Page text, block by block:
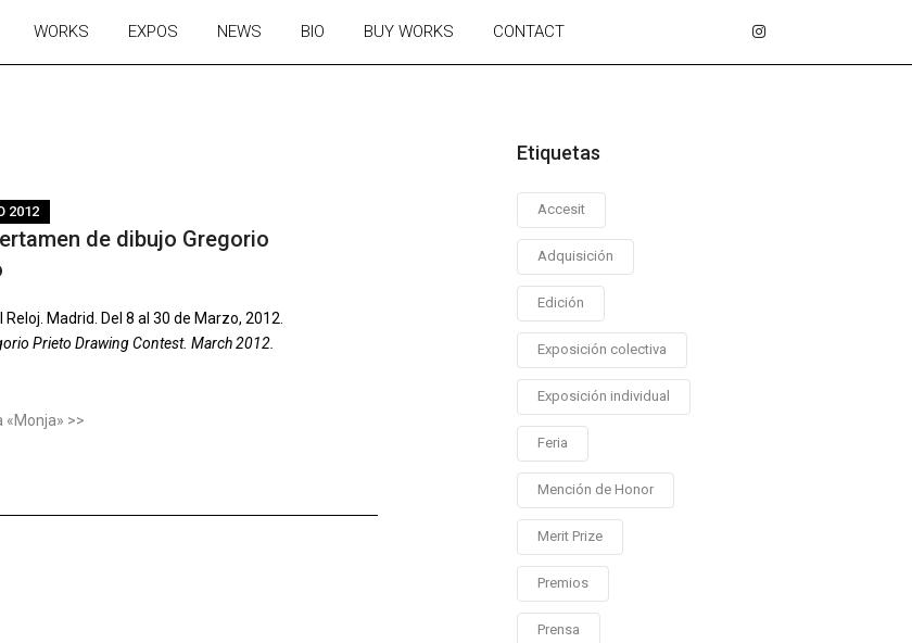
WORKS EXPOS NEWS BIO BUY WORKS CONTACT
2012
de dibujo Gregorio
Reloj. Madrid. Del 8 al 30 de Marzo, 2012.
Prieto Drawing Contest. March 2012.
«Monja» >>
Etiquetas
Accesit
Adquisición
Edición
Exposición colectiva
Exposición individual
Feria
Mención de Honor
Merit Prize
Premios
Prensa